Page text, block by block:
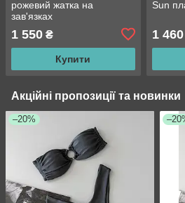
рожевий жатка на
зав'язках
1 550 ₴
Купити
Sun
1 460
Акційні пропозиції та новинки
–20%